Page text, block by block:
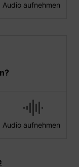
Audio aufnehmen
Audio aufnehmen